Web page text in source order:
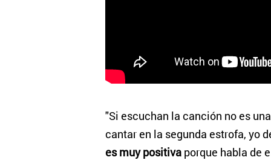
"Si escuchan la canción no es
cantar en la segunda estrofa, yo
es muy positivaporque habla de